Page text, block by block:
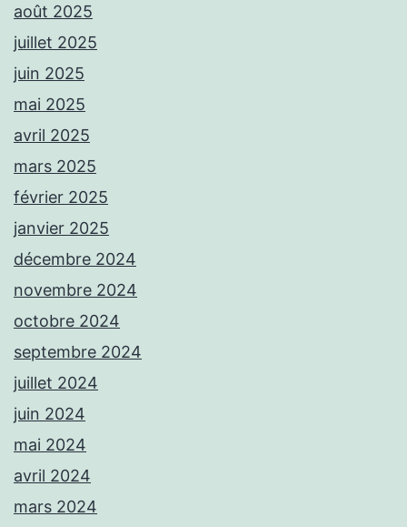
août 2025
juillet 2025
juin 2025
mai 2025
avril 2025
mars 2025
février 2025
janvier 2025
décembre 2024
novembre 2024
octobre 2024
septembre 2024
juillet 2024
juin 2024
mai 2024
avril 2024
mars 2024